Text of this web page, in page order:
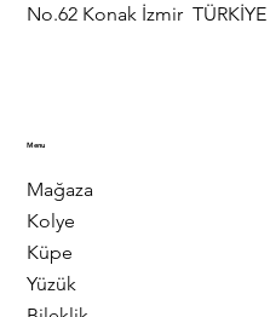
No.62 Konak İzmir TÜRKİYE
Menu
Mağaza
Kolye
Küpe
Yüzük